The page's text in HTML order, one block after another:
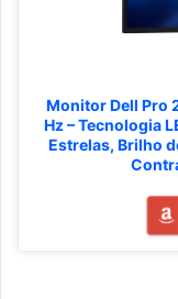
Monitor Dell Pro
Hz – Tecnologia
Estrelas, Brilho